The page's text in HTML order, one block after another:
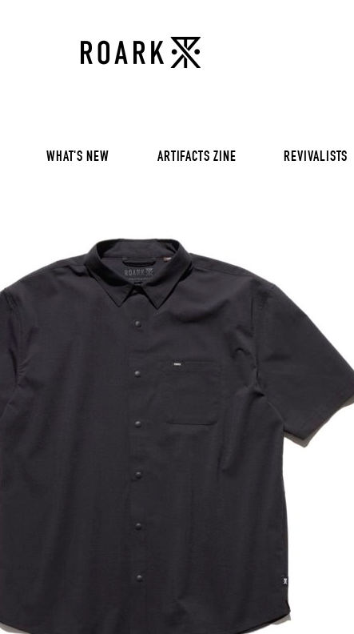
VOL 29:ADVENTURE NEVER FAILS
VOL 28:ADVENTURE NEVER FAILS
Pants / Shorts
Trinkets
RUN AMOK
WHAT'S NEW ARTIFACTS ZINE REVIVALISTS